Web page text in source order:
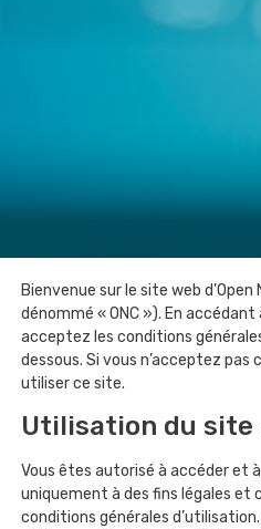
Bienvenue sur le site web
dénommé « ONC »). En
acceptez les conditions
dessous. Si vous n’acceptez pas
utiliser ce site.
Utilisation du site
Vous êtes autorisé à accéder et
uniquement à des fins légales et
conditions générales